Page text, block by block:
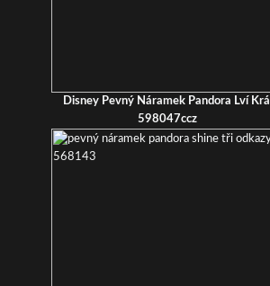
Disney Pevný Náramek Pandora Lví Král
598047ccz